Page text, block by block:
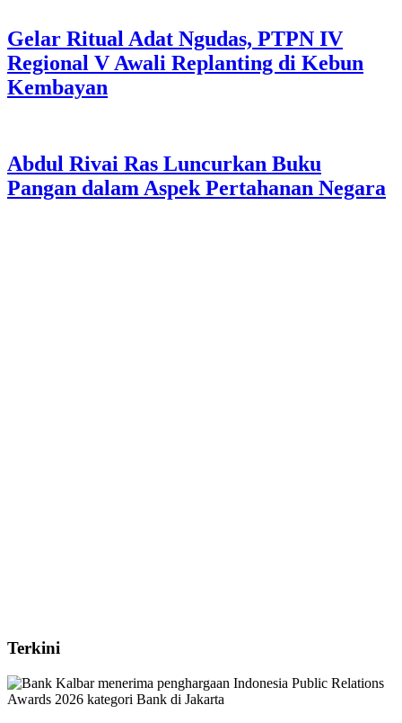
Gelar Ritual Adat Ngudas, PTPN IV
Regional V Awali Replanting di Kebun
Kembayan
Abdul Rivai Ras Luncurkan Buku
Pangan dalam Aspek Pertahanan Negara
Terkini